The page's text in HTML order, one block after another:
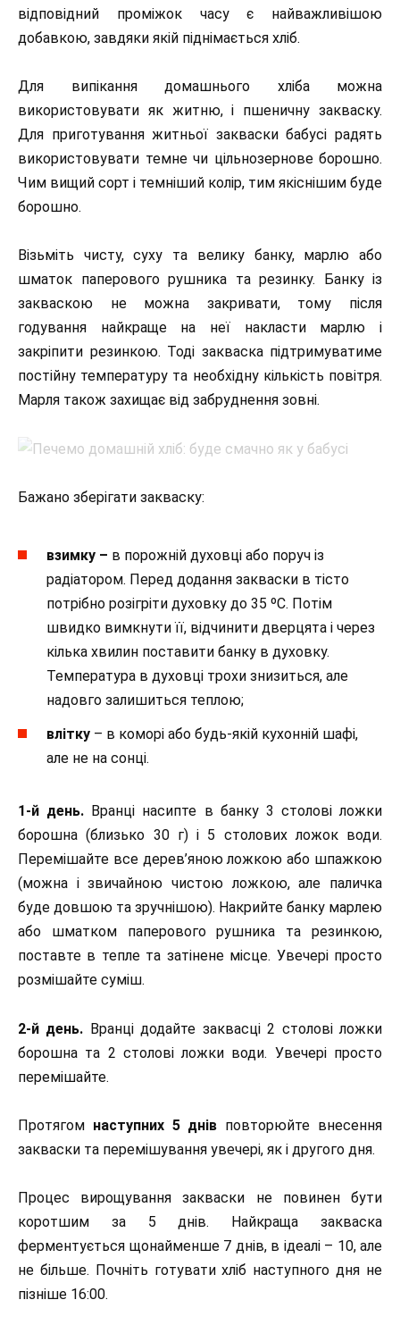
відповідний проміжок часу є найважливішою
добавкою, завдяки якій піднімається хліб.
Для випікання домашнього хліба можна
використовувати як житню, і пшеничну закваску.
Для приготування житньої закваски бабусі радять
використовувати темне чи цільнозернове борошно.
Чим вищий сорт і темніший колір, тим якіснішим буде
борошно.
Візьміть чисту, суху та велику банку, марлю або
шматок паперового рушника та резинку. Банку із
закваскою не можна закривати, тому після
годування найкраще на неї накласти марлю і
закріпити резинкою. Тоді закваска підтримуватиме
постійну температуру та необхідну кількість повітря.
Марля також захищає від забруднення зовні.
Бажано зберігати закваску:
взимку – в порожній духовці або поруч із
радіатором. Перед додання закваски в тісто
потрібно розігріти духовку до 35 ºС. Потім
швидко вимкнути її, відчинити дверцята і через
кілька хвилин поставити банку в духовку.
Температура в духовці трохи знизиться, але
надовго залишиться теплою;
влітку – в коморі або будь-якій кухонній шафі,
але не на сонці.
1-й день. Вранці насипте в банку 3 столові ложки
борошна (близько 30 г) і 5 столових ложок води.
Перемішайте все дерев’яною ложкою або шпажкою
(можна і звичайною чистою ложкою, але паличка
буде довшою та зручнішою). Накрийте банку марлею
або шматком паперового рушника та резинкою,
поставте в тепле та затінене місце. Увечері просто
розмішайте суміш.
2-й день. Вранці додайте заквасці 2 столові ложки
борошна та 2 столові ложки води. Увечері просто
перемішайте.
Протягом наступних 5 днів повторюйте внесення
закваски та перемішування увечері, як і другого дня.
Процес вирощування закваски не повинен бути
коротшим за 5 днів. Найкраща закваска
ферментується щонайменше 7 днів, в ідеалі – 10, але
не більше. Почніть готувати хліб наступного дня не
пізніше 16:00.